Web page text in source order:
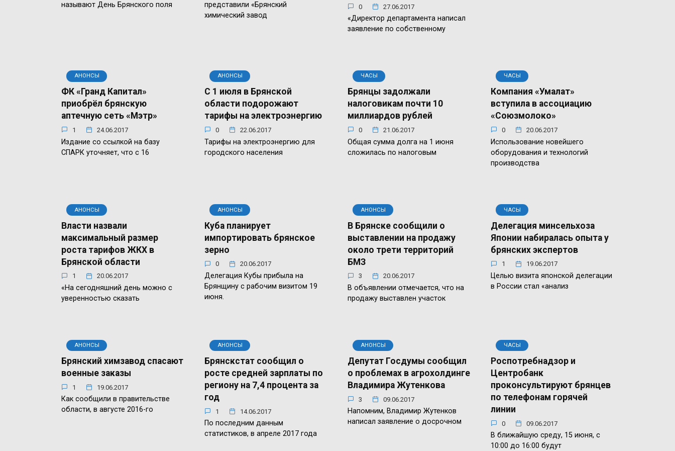
называют День Брянского поля
представили «Брянский
химический завод
0 27.06.2017
«Директор департамента написал
заявление по собственному
АНОНСЫ
ФК «Гранд Капитал»
приобрёл брянскую
аптечную сеть «Мэтр»
1 24.06.2017
Издание со ссылкой на базу
СПАРК уточняет, что с 16
АНОНСЫ
С 1 июля в Брянской
области подорожают
тарифы на электроэнергию
0 22.06.2017
Тарифы на электроэнергию для
городского населения
ЧАСЫ
Брянцы задолжали
налоговикам почти 10
миллиардов рублей
0 21.06.2017
Общая сумма долга на 1 июня
сложилась по налоговым
ЧАСЫ
Компания «Умалат»
вступила в ассоциацию
«Союзмолоко»
0 20.06.2017
Использование новейшего
оборудования и технологий
производства
АНОНСЫ
Власти назвали
максимальный размер
роста тарифов ЖКХ в
Брянской области
1 20.06.2017
«На сегодняшний день можно с
уверенностью сказать
АНОНСЫ
Куба планирует
импортировать брянское
зерно
0 20.06.2017
Делегация Кубы прибыла на
Брянщину с рабочим визитом 19
июня.
АНОНСЫ
В Брянске сообщили о
выставлении на продажу
около трети территорий
БМЗ
3 20.06.2017
В объявлении отмечается, что на
продажу выставлен участок
ЧАСЫ
Делегация минсельхоза
Японии набиралась опыта у
брянских экспертов
1 19.06.2017
Целью визита японской делегации
в России стал «анализ
АНОНСЫ
Брянский химзавод спасают
военные заказы
1 19.06.2017
Как сообщили в правительстве
области, в августе 2016-го
АНОНСЫ
Брянскстат сообщил о
росте средней зарплаты по
региону на 7,4 процента за
год
1 14.06.2017
По последним данным
статистиков, в апреле 2017 года
АНОНСЫ
Депутат Госдумы сообщил
о проблемах в агрохолдинге
Владимира Жутенкова
3 09.06.2017
Напомним, Владимир Жутенков
написал заявление о досрочном
ЧАСЫ
Роспотребнадзор и
Центробанк
проконсультируют брянцев
по телефонам горячей
линии
0 09.06.2017
В ближайшую среду, 15 июня, с
10:00 до 16:00 будут